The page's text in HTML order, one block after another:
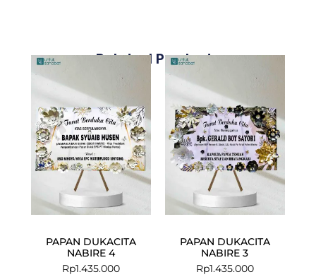
Related Products
PAPAN DUKACITA
NABIRE 4
Rp1.435.000
PAPAN DUKACITA
NABIRE 3
Rp1.435.000